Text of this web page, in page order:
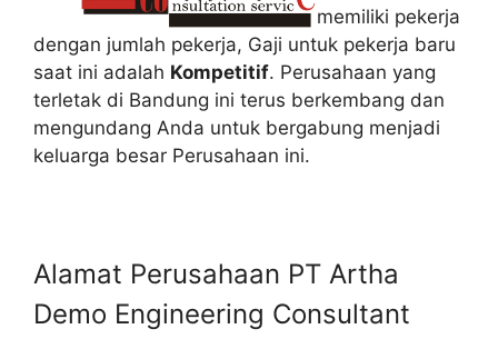
memiliki pekerja
dengan jumlah pekerja, Gaji untuk pekerja baru
saat ini adalah Kompetitif. Perusahaan yang
terletak di Bandung ini terus berkembang dan
mengundang Anda untuk bergabung menjadi
keluarga besar Perusahaan ini.
Alamat Perusahaan PT Artha
Demo Engineering Consultant